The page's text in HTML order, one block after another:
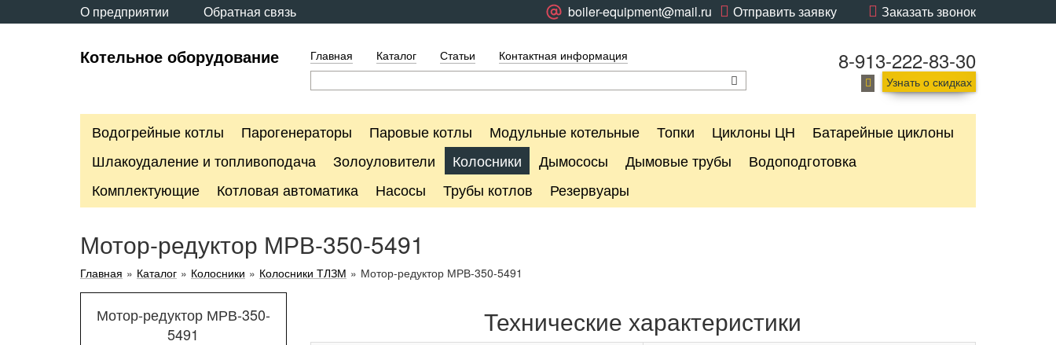
О предприятии Обратная связь Заказать звонок
Отправить заявку
boiler-equipment@mail.ru
Котельное оборудование Главная Каталог Статьи Контактная информация 8-913-222-83-30
Узнать о скидках
Водогрейные котлы Парогенераторы Паровые котлы Модульные котельные Топки Циклоны ЦН
Батарейные циклоны
Шлакоудаление и топливоподача
Золоуловители Колосники Дымососы Дымовые трубы
Водоподготовка
Комплектующие
Котловая автоматика Насосы Трубы котлов Резервуары
Мотор-редуктор МРВ-350-5491
Главная » Каталог » Колосники » Колосники ТЛЗМ » Мотор-редуктор МРВ-350-5491
Мотор-редуктор МРВ-350-
5491
Технические характеристики